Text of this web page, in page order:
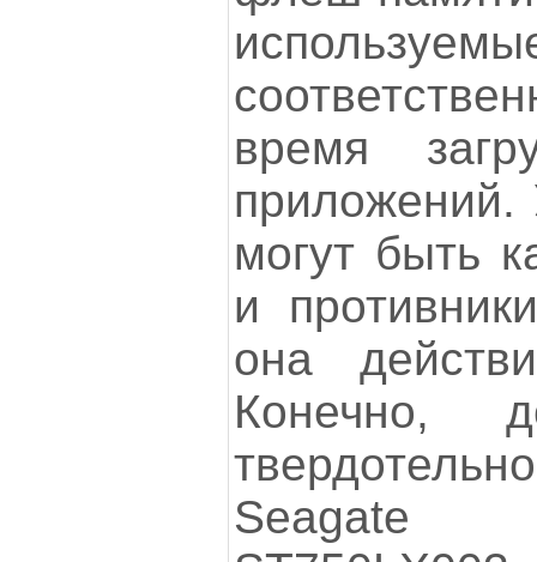
время
приложений.
могут быть
и
она
Конечно,
Seagate